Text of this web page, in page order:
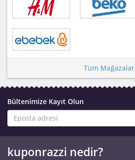
Tüm Mağazalar
Bültenimize Kayıt Olun
kuponrazzi nedir?